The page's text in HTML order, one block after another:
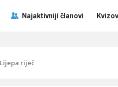
Pitaj
Učene
Navigacija
Najaktivniji članovi
Lijepa riječ